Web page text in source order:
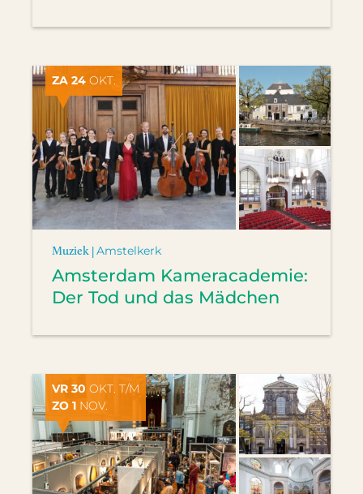
ZA 24 OKT.
Muziek |Amstelkerk
Amsterdam Kameracademie:
Der Tod und das Mädchen
VR 30 OKT. T/M
ZO 1 NOV.